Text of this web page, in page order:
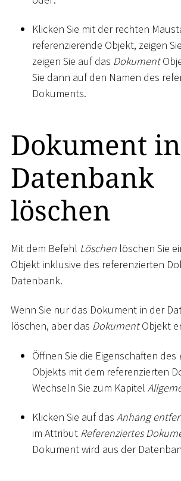
Klicken Sie mit der rechten
referenzierende Objekt, zeigen
zeigen Sie auf das Dokument
Sie dann auf den Namen des
Dokuments.
Dokument
Datenbank
löschen
Mit dem Befehl Löschen löschen Sie
Objekt inklusive des referenzierten
Datenbank.
Wenn Sie nur das Dokument in der
löschen, aber das DokumentObjekt
Öffnen Sie die Eigenschaften des
Objekts mit dem referenzierten
Wechseln Sie zum Kapitel
Klicken Sie auf das Anhang
im Attribut Referenziertes
Dokument wird aus der